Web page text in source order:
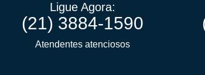
Ligue Agora:
(21) 3884-1590
Atendentes atenciosos